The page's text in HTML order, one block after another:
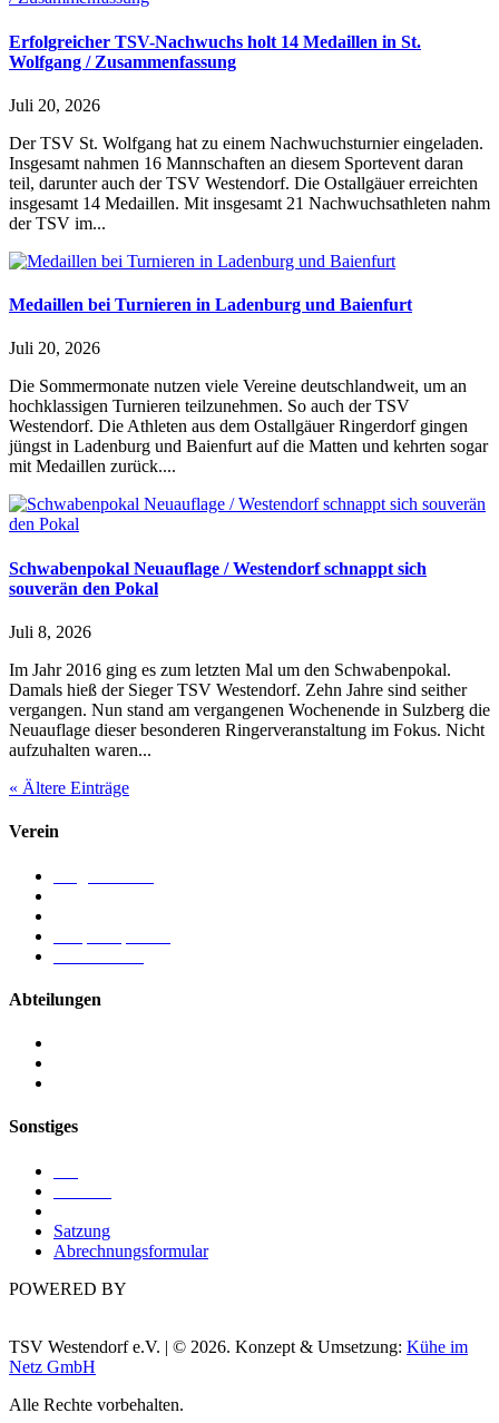
Erfolgreicher TSV-Nachwuchs holt 14 Medaillen in St.
Wolfgang / Zusammenfassung
Juli 20, 2026
Der TSV St. Wolfgang hat zu einem Nachwuchsturnier eingeladen.
Insgesamt nahmen 16 Mannschaften an diesem Sportevent daran
teil, darunter auch der TSV Westendorf. Die Ostallgäuer erreichten
insgesamt 14 Medaillen. Mit insgesamt 21 Nachwuchsathleten nahm
der TSV im...
Medaillen bei Turnieren in Ladenburg und Baienfurt
Juli 20, 2026
Die Sommermonate nutzen viele Vereine deutschlandweit, um an
hochklassigen Turnieren teilzunehmen. So auch der TSV
Westendorf. Die Athleten aus dem Ostallgäuer Ringerdorf gingen
jüngst in Ladenburg und Baienfurt auf die Matten und kehrten sogar
mit Medaillen zurück....
Schwabenpokal Neuauflage / Westendorf schnappt sich
souverän den Pokal
Juli 8, 2026
Im Jahr 2016 ging es zum letzten Mal um den Schwabenpokal.
Damals hieß der Sieger TSV Westendorf. Zehn Jahre sind seither
vergangen. Nun stand am vergangenen Wochenende in Sulzberg die
Neuauflage dieser besonderen Ringerveranstaltung im Fokus. Nicht
aufzuhalten waren...
« Ältere Einträge
Verein
Abteilungen
Sonstiges
Satzung
Abrechnungsformular
POWERED BY
TSV Westendorf e.V. | © 2026. Konzept & Umsetzung: Kühe im
Netz GmbH
Alle Rechte vorbehalten.